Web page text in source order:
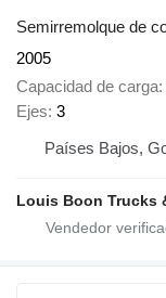
Semirremolque de
2005
Capacidad de carga
Ejes 3
Países Bajos,
Louis Boon Trucks